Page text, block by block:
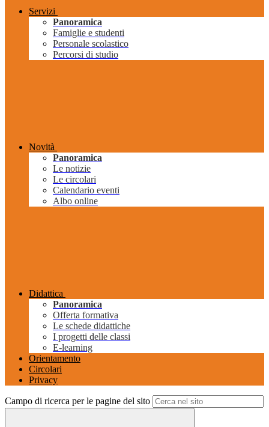
Servizi
Panoramica
Famiglie e studenti
Personale scolastico
Percorsi di studio
Novità
Panoramica
Le notizie
Le circolari
Calendario eventi
Albo online
Didattica
Panoramica
Offerta formativa
Le schede didattiche
I progetti delle classi
E-learning
Orientamento
Circolari
Privacy
Campo di ricerca per le pagine del sito